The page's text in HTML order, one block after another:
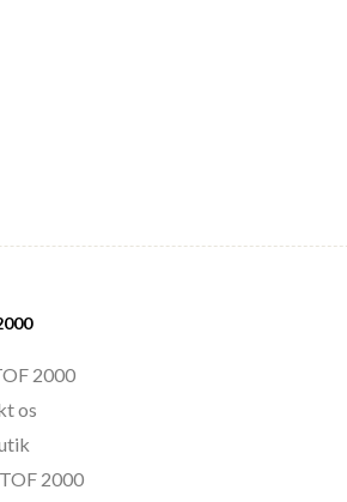
2000
os
2000